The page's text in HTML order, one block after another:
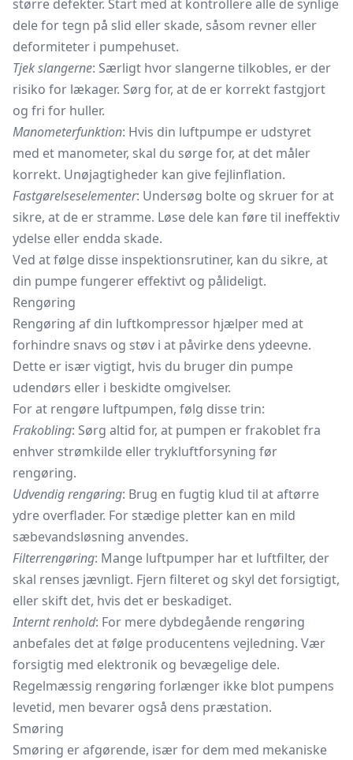
større defekter. Start med at kontrollere alle de synlige
dele for tegn på slid eller skade, såsom revner eller
deformiteter i pumpehuset.
Tjek slangerne: Særligt hvor slangerne tilkobles, er der
risiko for lækager. Sørg for, at de er korrekt fastgjort
og fri for huller.
Manometerfunktion: Hvis din luftpumpe er udstyret
med et manometer, skal du sørge for, at det måler
korrekt. Unøjagtigheder kan give fejlinflation.
Fastgørelseselementer: Undersøg bolte og skruer for at
sikre, at de er stramme. Løse dele kan føre til ineffektiv
ydelse eller endda skade.
Ved at følge disse inspektionsrutiner, kan du sikre, at
din pumpe fungerer effektivt og pålideligt.
Rengøring
Rengøring af din luftkompressor hjælper med at
forhindre snavs og støv i at påvirke dens ydeevne.
Dette er især vigtigt, hvis du bruger din pumpe
udendørs eller i beskidte omgivelser.
For at rengøre luftpumpen, følg disse trin:
Frakobling: Sørg altid for, at pumpen er frakoblet fra
enhver strømkilde eller trykluftforsyning før
rengøring.
Udvendig rengøring: Brug en fugtig klud til at aftørre
ydre overflader. For stædige pletter kan en mild
sæbevandsløsning anvendes.
Filterrengøring: Mange luftpumper har et luftfilter, der
skal renses jævnligt. Fjern filteret og skyl det forsigtigt,
eller skift det, hvis det er beskadiget.
Internt renhold: For mere dybdegående rengøring
anbefales det at følge producentens vejledning. Vær
forsigtig med elektronik og bevægelige dele.
Regelmæssig rengøring forlænger ikke blot pumpens
levetid, men bevarer også dens præstation.
Smøring
Smøring er afgørende, især for dem med mekaniske